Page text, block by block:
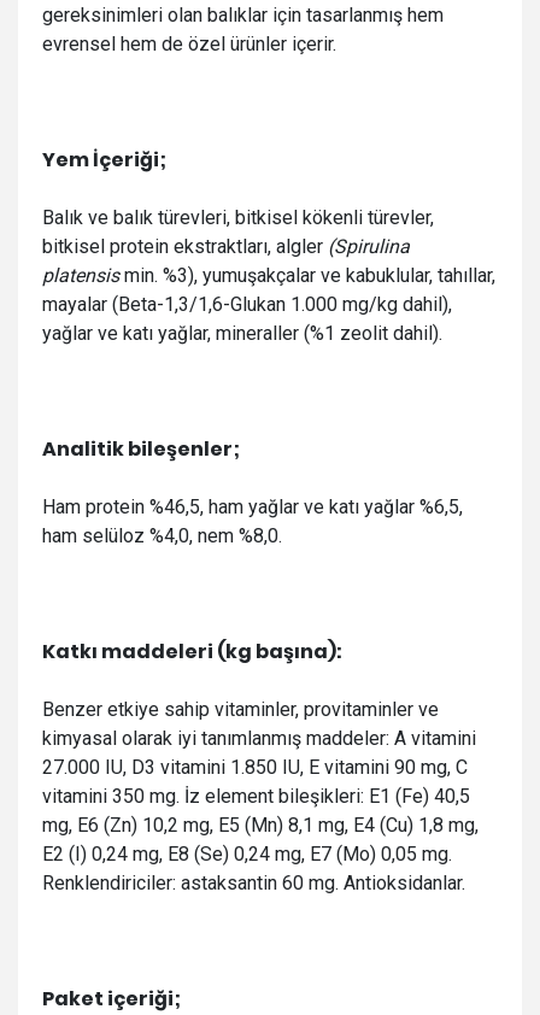
gereksinimleri olan balıklar için tasarlanmış hem
evrensel hem de özel ürünler içerir.
Yem İçeriği;
Balık ve balık türevleri, bitkisel kökenli türevler,
bitkisel protein ekstraktları, algler (Spirulina
platensismin. %3), yumuşakçalar ve kabuklular, tahıllar,
mayalar (Beta-1,3/1,6-Glukan 1.000 mg/kg dahil),
yağlar ve katı yağlar, mineraller (%1 zeolit dahil).
Analitik bileşenler;
Ham protein %46,5, ham yağlar ve katı yağlar %6,5,
ham selüloz %4,0, nem %8,0.
Katkı maddeleri (kg başına):
Benzer etkiye sahip vitaminler, provitaminler ve
kimyasal olarak iyi tanımlanmış maddeler: A vitamini
27.000 IU, D3 vitamini 1.850 IU, E vitamini 90 mg, C
vitamini 350 mg. İz element bileşikleri: E1 (Fe) 40,5
mg, E6 (Zn) 10,2 mg, E5 (Mn) 8,1 mg, E4 (Cu) 1,8 mg,
E2 (I) 0,24 mg, E8 (Se) 0,24 mg, E7 (Mo) 0,05 mg.
Renklendiriciler: astaksantin 60 mg. Antioksidanlar.
Paket içeriği;